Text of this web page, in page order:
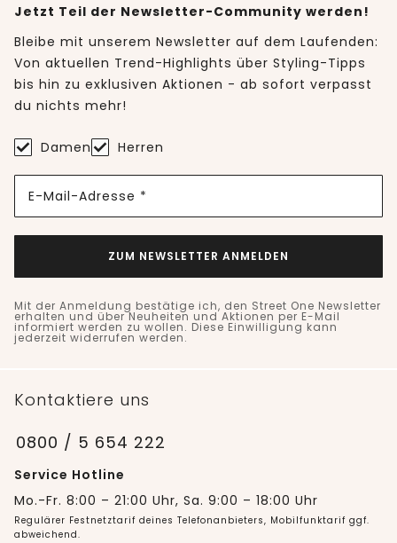
Jetzt Teil der Newsletter-Community werden!
Bleibe mit unserem Newsletter auf dem Laufenden:
Von aktuellen Trend-Highlights über Styling-Tipps
bis hin zu exklusiven Aktionen - ab sofort verpasst
du nichts mehr!
Damen Herren
E-Mail-Adresse *
ZUM NEWSLETTER ANMELDEN
Mit der Anmeldung bestätige ich, den Street One Newsletter
erhalten und über Neuheiten und Aktionen per E-Mail
informiert werden zu wollen. Diese Einwilligung kann
jederzeit widerrufen werden.
Kontaktiere uns
0800 / 5 654 222
Service Hotline
Mo.-Fr. 8:00 – 21:00 Uhr, Sa. 9:00 – 18:00 Uhr
Regulärer Festnetztarif deines Telefonanbieters, Mobilfunktarif ggf.
abweichend.